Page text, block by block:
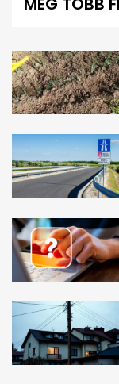
seconds